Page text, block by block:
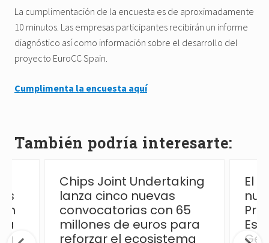
La cumplimentación de la encuesta es de aproximadamente
10 minutos. Las empresas participantes recibirán un informe
diagnóstico así como información sobre el desarrollo del
proyecto EuroCC Spain.
Cumplimenta la encuesta aquí
También podría interesarte:
Chips Joint Undertaking
lanza cinco nuevas
convocatorias con 65
millones de euros para
reforzar el ecosistema
El